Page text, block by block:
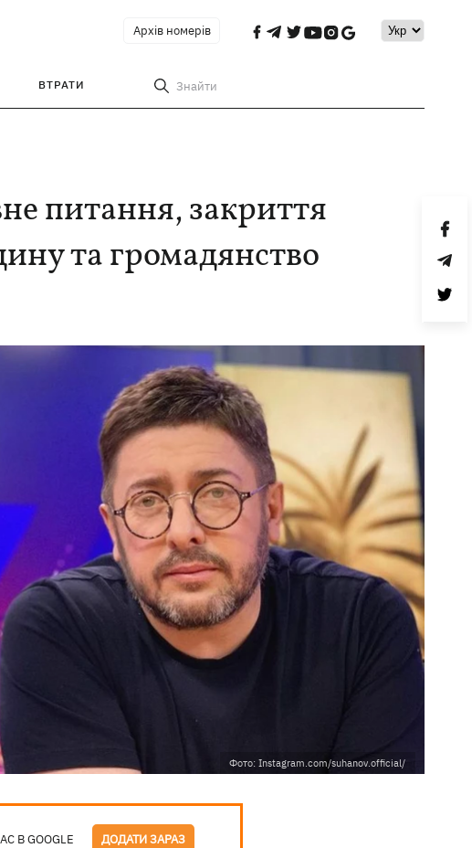
Архів номерів
ВТРАТИ Знайти
питання, закриття
та громадянство
Фото: Instagram.com/suhanov.official/
В GOOGLE ДОДАТИ ЗАРАЗ